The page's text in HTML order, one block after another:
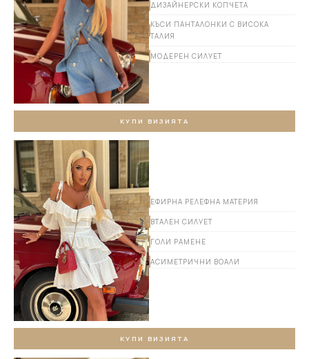
ДИЗАЙНЕРСКИ КОПЧЕТА
КЪСИ ПАНТАЛОНКИ С ВИСОКА
ТАЛИЯ
МОДЕРЕН СИЛУЕТ
КУПИ ВИЗИЯТА
ЕФИРНА РЕЛЕФНА МАТЕРИЯ
ВТАЛЕН СИЛУЕТ
ГОЛИ РАМЕНЕ
АСИМЕТРИЧНИ ВОАЛИ
КУПИ ВИЗИЯТА